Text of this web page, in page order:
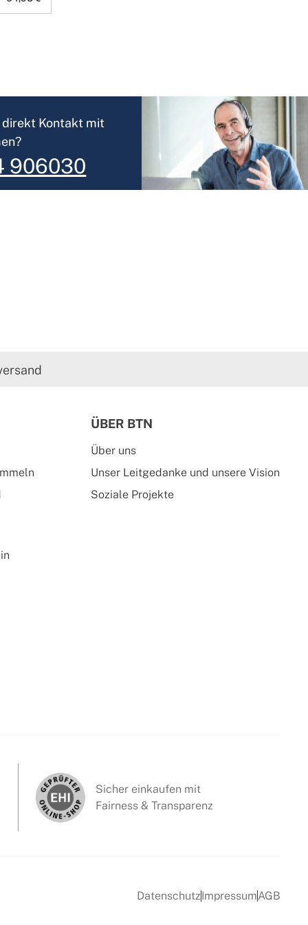
direkt Kontakt mit
906030
ÜBER BTN
Über uns
Unser Leitgedanke und unsere Vision
Soziale Projekte
Sicher einkaufen mit
Fairness & Transparenz
DatenschutzImpressumAGB